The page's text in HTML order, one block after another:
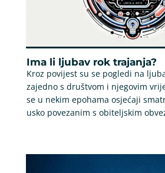
Ima li ljubav rok trajanja?
Kroz povijest su se pogledi na
zajedno s društvom i njegovim
se u nekim epohama osjećaji
usko povezanim s obiteljskim